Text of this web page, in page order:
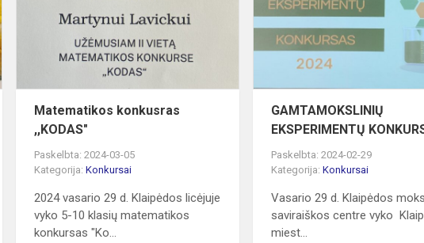
paroda
,,KRISTALŲ
PASAKA”
Matematikos konkusras
,,KODAS"
Paskelbta: 2024-03-05
Kategorija:Konkursai
2024 vasario 29 d. Klaipėdos licėjuje
vyko 5-10 klasių matematikos
konkursas "Ko...
GAMTAMOKSLINIŲ
EKSPERIMENTŲ
Paskelbta: 2024-02-29
Kategorija:Konkursai
Vasario 29 d. Klaipėdos
saviraiškos centre vyko
miest...